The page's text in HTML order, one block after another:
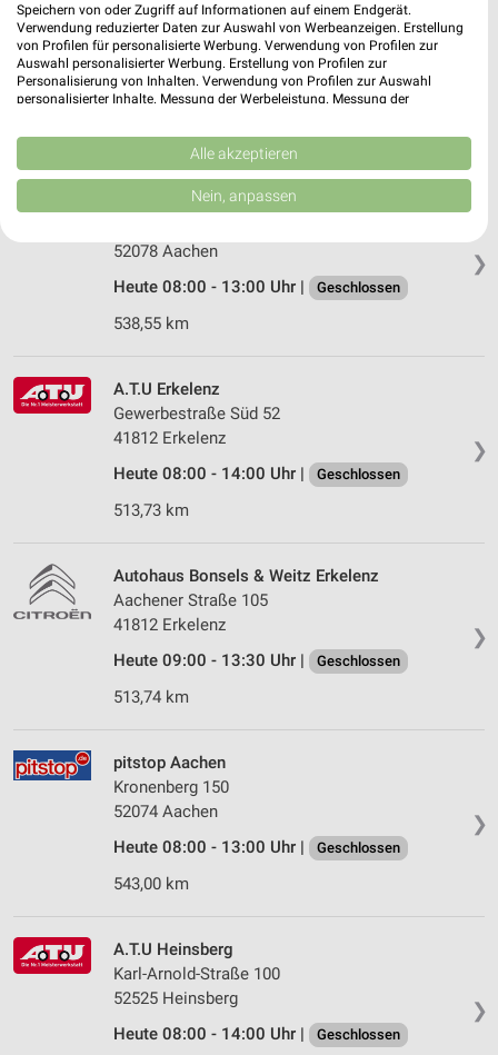
A.T.U Aachen - Brand
Debyestraße 35
52078 Aachen
Heute 08:00 - 14:00 Uhr | Geschlossen
537,08 km
❯
pitstop Aachen
52078 Aachen
Heute 08:00 - 13:00 Uhr |
Geschlossen
538,55 km
❯
A.T.U Erkelenz
Gewerbestraße Süd 52
41812 Erkelenz
Heute 08:00 - 14:00 Uhr |
Geschlossen
513,73 km
❯
Autohaus Bonsels & Weitz Erkelenz
Aachener Straße 105
41812 Erkelenz
Heute 09:00 - 13:30 Uhr |
Geschlossen
513,74 km
❯
pitstop Aachen
Kronenberg 150
52074 Aachen
Heute 08:00 - 13:00 Uhr |
Geschlossen
543,00 km
❯
A.T.U Heinsberg
Karl-Arnold-Straße 100
52525 Heinsberg
Heute 08:00 - 14:00 Uhr |
Geschlossen
Speichern von oder Zugriff auf Informationen auf einem Endgerät.
Verwendung reduzierter Daten zur Auswahl von Werbeanzeigen. Erstellung
von Profilen für personalisierte Werbung. Verwendung von Profilen zur
Auswahl personalisierter Werbung. Erstellung von Profilen zur
Personalisierung von Inhalten. Verwendung von Profilen zur Auswahl
personalisierter Inhalte. Messung der Werbeleistung. Messung der
Kombinationen von Daten aus verschiedenen Quellen. Entwicklung und
Verbesserung der Angebote. Verwendung reduzierter Daten zur Auswahl
von Inhalten.
Daten können außerhalb der Europäischen Union weitergegeben und in die
Website/App.
Partnerliste anzeigen (1 IAB-Anbieter)
IAB-Verarbeitungszwecke:
auf einem Endgerät
Verwendung reduzierter Daten zur Auswahl von
Werbeanzeigen
Verwendung von Profilen zur Auswahl
personalisierter Werbung
Erstellung von Profilen zur Personalisierung
Verwendung von Profilen zur Auswahl
personalisierter Inhalte
Messung der Werbeleistung
Messung der Performance von Inhalten
Analyse von Zielgruppen durch Statistiken oder
Kombinationen von Daten aus verschiedenen
Verwendung reduzierter Daten zur Auswahl von
IAB-Besonderheiten:
Alle akzeptieren
Nein, anpassen